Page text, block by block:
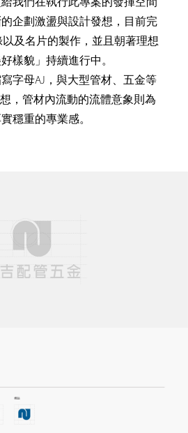
我們在執行此專案的發揮空間
企劃激盪與設計發想，目前完
以及名片的製作，並且朝著理想
樣貌」持續進行中。
字母AJ，與大型管材、五金等
，管材內流動的流體意象則為
穩重的專業感。